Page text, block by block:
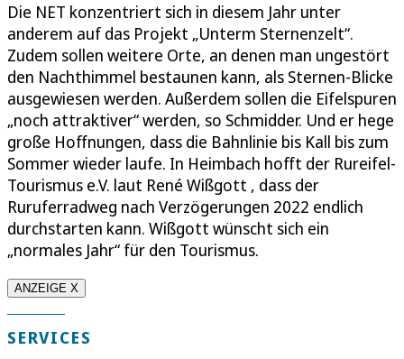
Die NET konzentriert sich in diesem Jahr unter
anderem auf das Projekt „Unterm Sternenzelt“.
Zudem sollen weitere Orte, an denen man ungestört
den Nachthimmel bestaunen kann, als Sternen-Blicke
ausgewiesen werden. Außerdem sollen die Eifelspuren
„noch attraktiver“ werden, so Schmidder. Und er hege
große Hoffnungen, dass die Bahnlinie bis Kall bis zum
Sommer wieder laufe. In Heimbach hofft der Rureifel-
Tourismus e.V. laut René Wißgott , dass der
Ruruferradweg nach Verzögerungen 2022 endlich
durchstarten kann. Wißgott wünscht sich ein
„normales Jahr“ für den Tourismus.
ANZEIGE X
SERVICES